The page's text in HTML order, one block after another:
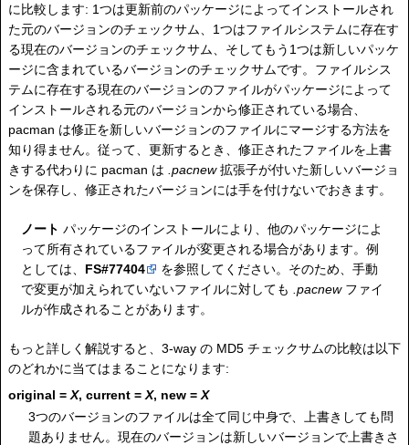
に比較します: 1つは更新前のパッケージによってインストールされ
た元のバージョンのチェックサム、1つはファイルシステムに存在す
る現在のバージョンのチェックサム、そしてもう1つは新しいパッケ
ージに含まれているバージョンのチェックサムです。ファイルシス
テムに存在する現在のバージョンのファイルがパッケージによって
インストールされる元のバージョンから修正されている場合、
pacman は修正を新しいバージョンのファイルにマージする方法を
知り得ません。従って、更新するとき、修正されたファイルを上書
きする代わりに pacman は .pacnew拡張子が付いた新しいバージョ
ンを保存し、修正されたバージョンには手を付けないでおきます。
ノート パッケージのインストールにより、他のパッケージによ
って所有されているファイルが変更される場合があります。例
としては、 FS#77404
を参照してください。そのため、手動
で変更が加えられていないファイルに対しても .pacnewファイ
ルが作成されることがあります。
もっと詳しく解説すると、3-way の MD5 チェックサムの比較は以下
のどれかに当てはまることになります:
original =X, current =X, new =X
3つのバージョンのファイルは全て同じ中身で、上書きしても問
題ありません。現在のバージョンは新しいバージョンで上書きさ